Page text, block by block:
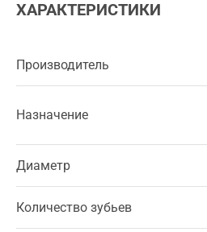
ХАРАКТЕРИСТИКИ
Производитель
Назначение
Диаметр
Количество зубьев